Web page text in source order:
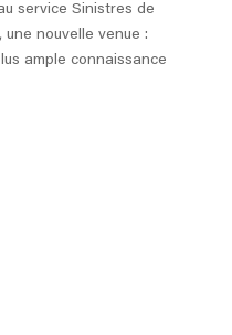
service Sinistres de
une nouvelle venue :
ample connaissance